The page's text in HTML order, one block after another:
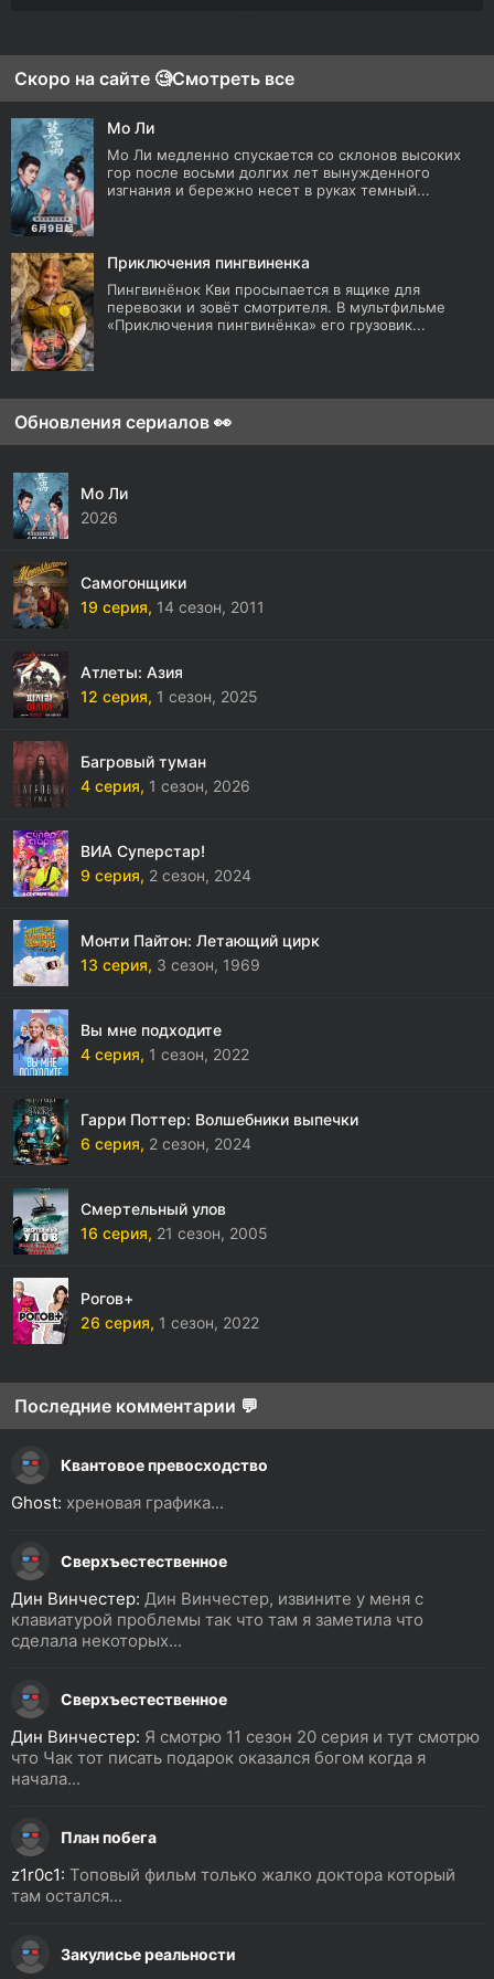
Скоро на сайте 🧐Смотреть все
Мо Ли
Мо Ли медленно спускается со склонов высоких
гор после восьми долгих лет вынужденного
изгнания и бережно несет в руках темный...
Приключения пингвиненка
Пингвинёнок Кви просыпается в ящике для
перевозки и зовёт смотрителя. В мультфильме
«Приключения пингвинёнка» его грузовик...
Обновления сериалов 👀
Мо Ли
2026
Самогонщики
19 серия, 14 сезон, 2011
Атлеты: Азия
12 серия, 1 сезон, 2025
Багровый туман
4 серия, 1 сезон, 2026
ВИА Суперстар!
9 серия, 2 сезон, 2024
Монти Пайтон: Летающий цирк
13 серия, 3 сезон, 1969
Вы мне подходите
4 серия, 1 сезон, 2022
Гарри Поттер: Волшебники выпечки
6 серия, 2 сезон, 2024
Смертельный улов
16 серия, 21 сезон, 2005
Рогов+
26 серия, 1 сезон, 2022
Последние комментарии 💬
Квантовое превосходство
Ghost: хреновая графика...
Сверхъестественное
Дин Винчестер: Дин Винчестер, извините у меня с
клавиатурой проблемы так что там я заметила что
сделала некоторых...
Сверхъестественное
Дин Винчестер: Я смотрю 11 сезон 20 серия и тут смотрю
что Чак тот писать подарок оказался богом когда я
начала...
План побега
z1r0c1: Топовый фильм только жалко доктора который
там остался...
Закулисье реальности